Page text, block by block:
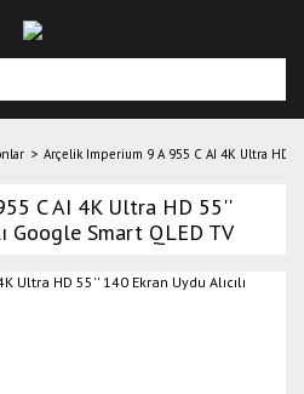
Arçelik Imperium 9 A 955 C AI 4K Ultra HD
C AI 4K Ultra HD 55''
Google Smart QLED TV